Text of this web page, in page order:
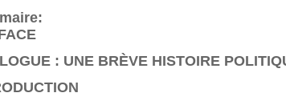
: UNE BRÈVE HISTOIRE